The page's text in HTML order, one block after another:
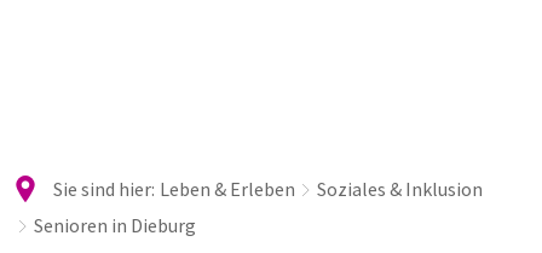
Sie sind hier: Leben & Erleben
Soziales & Inklusion
Senioren in Dieburg